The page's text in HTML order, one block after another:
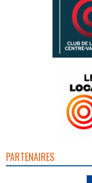
PARTENAIRES